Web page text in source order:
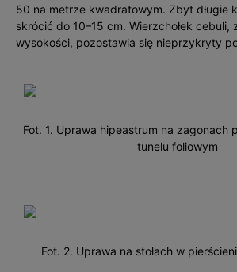
50 na metrze kwadratowym. Zbyt długie
skrócić do 10–15 cm. Wierzchołek cebuli,
wysokoś­ci, pozostawia się nieprzykryty
Fot. 1. Uprawa hipeastrum na zagonach
tunelu foliowym
Fot. 2. Uprawa na stołach w